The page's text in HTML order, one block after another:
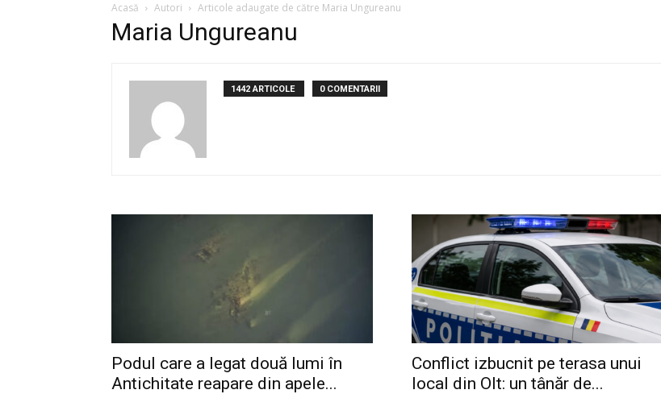
Acasă Autori Articole adaugate de către Maria Ungureanu
Maria Ungureanu
1442 ARTICOLE 0 COMENTARII
Podul care a legat două lumi în
Antichitate reapare din apele...
Conflict izbucnit pe terasa unui
local din Olt: un tânăr de...